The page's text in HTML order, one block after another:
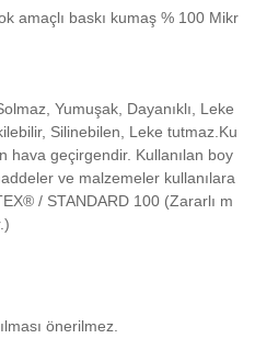
amaçlı baskı kumaş % 100 Mikr
Yumuşak, Dayanıklı, Leke
Silinebilen, Leke tutmaz.Ku
hava geçirgendir. Kullanılan boy
ve malzemeler kullanılara
/ STANDARD 100 (Zararlı m
önerilmez.